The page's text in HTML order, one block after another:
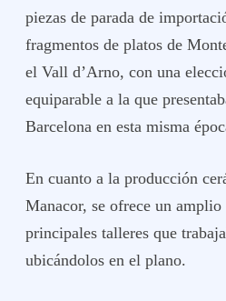
piezas de parada de
fragmentos de platos de
el Vall d’Arno, con una
equiparable a la que
Barcelona en esta misma
En cuanto a la producción
Manacor, se ofrece un amplio
principales talleres que
ubicándolos en el plano.